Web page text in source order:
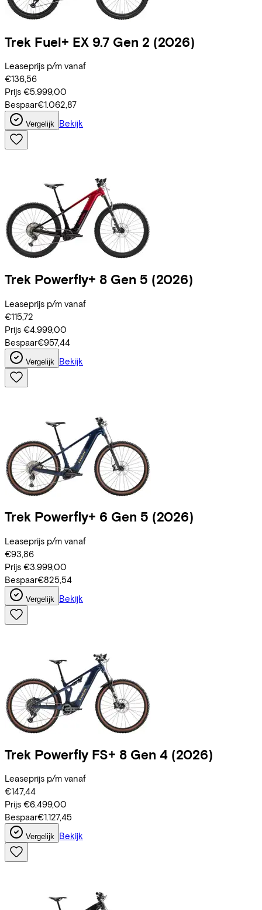
Trek Fuel+ EX 9.7 Gen 2 (2026)
Leaseprijs p/m vanaf
€136,56
Prijs €5.999,00
Bespaar€1.062,87
Vergelijk Bekijk
Trek Powerfly+ 8 Gen 5 (2026)
Leaseprijs p/m vanaf
€115,72
Prijs €4.999,00
Bespaar€957,44
Vergelijk Bekijk
Trek Powerfly+ 6 Gen 5 (2026)
Leaseprijs p/m vanaf
€93,86
Prijs €3.999,00
Bespaar€825,54
Vergelijk Bekijk
Trek Powerfly FS+ 8 Gen 4 (2026)
Leaseprijs p/m vanaf
€147,44
Prijs €6.499,00
Bespaar€1.127,45
Vergelijk Bekijk